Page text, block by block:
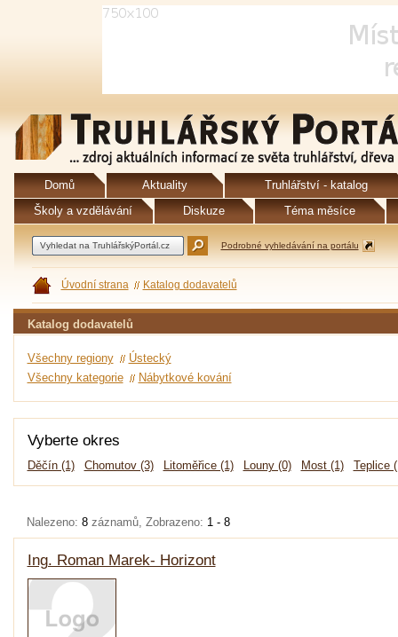
Domů Aktuality
Truhlářství - katalog
Školy a vzdělávání
Diskuze Téma měsíce
Podrobné vyhledávání na portálu
Úvodní strana Katalog dodavatelů
Katalog dodavatelů
Všechny regiony
Ústecký
Všechny kategorie
Nábytkové kování
Vyberte okres
Děčín (1) Chomutov (3) Litoměřice (1) Louny (0) Most (1) Teplice
Nalezeno: 8 záznamů, Zobrazeno: 1 - 8
Ing. Roman Marek- Horizont